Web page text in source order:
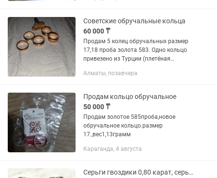
Советские обручальные кольца
60 000 ₸
Продам 5 колец обручальных размер
17,18 проба золота 583. Одно кольцо
привезено из Турции (плетёная
золота 60000 тенге. Вес 4-5 грамм.
Алматы, позавчера
Продам кольцо обручальное
50 000 ₸
Продам золотое 585проба,новое
обручальное кольцо.размер
17.,вес1,13грамм
Караганда, 4 августа
Серьги гвоздики 0,80 карат, серьги золотые, пусеты, серьги бриллиантовые